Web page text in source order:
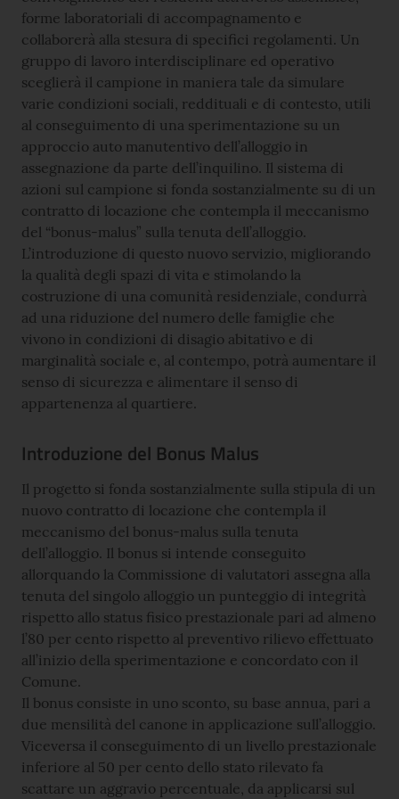
forme laboratoriali di accompagnamento e
collaborerà alla stesura di specifici regolamenti. Un
gruppo di lavoro interdisciplinare ed operativo
sceglierà il campione in maniera tale da simulare
varie condizioni sociali, reddituali e di contesto, utili
al conseguimento di una sperimentazione su un
approccio auto manutentivo dell’alloggio in
assegnazione da parte dell’inquilino. Il sistema di
azioni sul campione si fonda sostanzialmente su di un
contratto di locazione che contempla il meccanismo
del “bonus-malus” sulla tenuta dell’alloggio.
L’introduzione di questo nuovo servizio, migliorando
la qualità degli spazi di vita e stimolando la
costruzione di una comunità residenziale, condurrà
ad una riduzione del numero delle famiglie che
vivono in condizioni di disagio abitativo e di
marginalità sociale e, al contempo, potrà aumentare il
senso di sicurezza e alimentare il senso di
appartenenza al quartiere.
Introduzione del Bonus Malus
Il progetto si fonda sostanzialmente sulla stipula di un
nuovo contratto di locazione che contempla il
meccanismo del bonus-malus sulla tenuta
dell’alloggio. Il bonus si intende conseguito
allorquando la Commissione di valutatori assegna alla
tenuta del singolo alloggio un punteggio di integrità
rispetto allo status fisico prestazionale pari ad almeno
l’80 per cento rispetto al preventivo rilievo effettuato
all’inizio della sperimentazione e concordato con il
Comune.
Il bonus consiste in uno sconto, su base annua, pari a
due mensilità del canone in applicazione sull’alloggio.
Viceversa il conseguimento di un livello prestazionale
inferiore al 50 per cento dello stato rilevato fa
scattare un aggravio percentuale, da applicarsi sul